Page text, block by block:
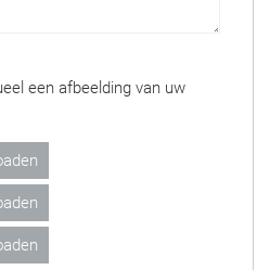
een afbeelding van uw